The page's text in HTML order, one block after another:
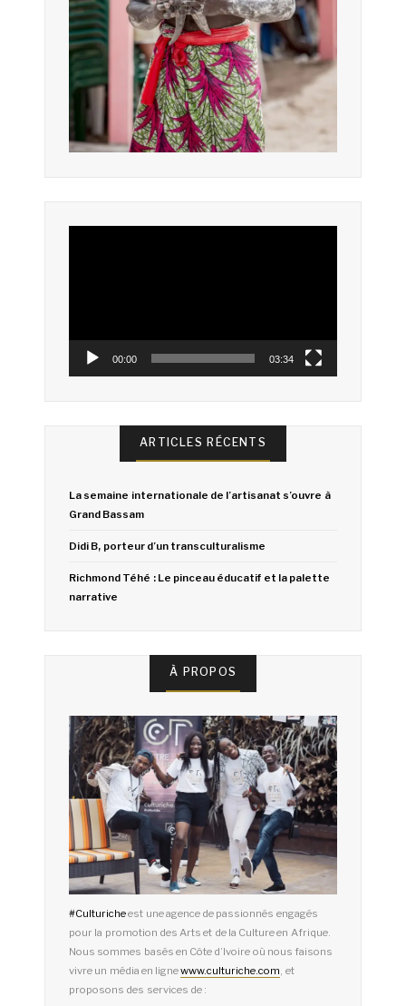
00:00 03:34
ARTICLES RÉCENTS
La semaine internationale de l’artisanat s’ouvre à
Grand Bassam
Didi B, porteur d’un transculturalisme
Richmond Téhé : Le pinceau éducatif et la palette
narrative
À PROPOS
#Culturicheest une agence de passionnés engagés
pour la promotion des Arts et de la Culture en Afrique.
Nous sommes basés en Côte d’Ivoire où nous faisons
vivre un média en lignewww.culturiche.com, et
proposons des services de :